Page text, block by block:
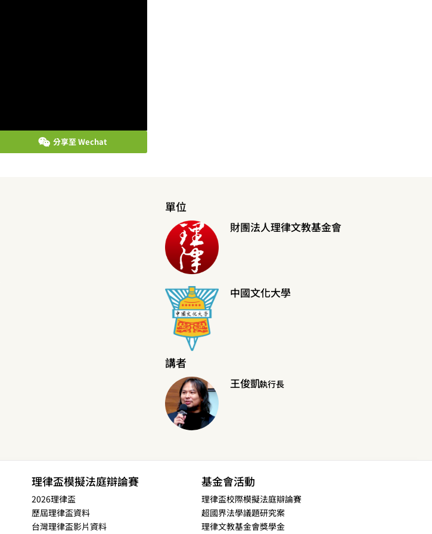
分享至 Wechat
單位
財團法人理律文教基金會
中國文化大學
講者
王俊凱執行長
理律盃模擬法庭辯論賽
2026理律盃
歷屆理律盃資料
台灣理律盃影片資料
基金會活動
理律盃校際模擬法庭辯論賽
超國界法學議題研究案
理律文教基金會獎學金